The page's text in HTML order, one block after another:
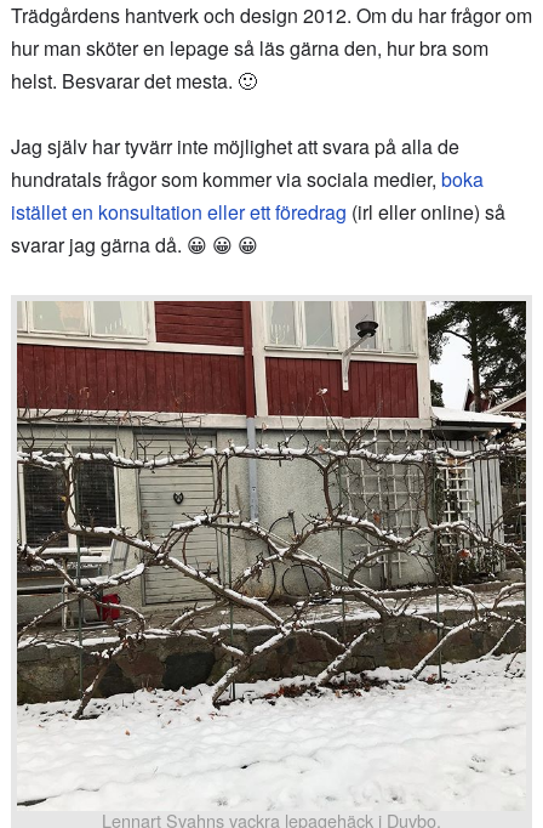
Trädgårdens hantverk och design 2012. Om du har frågor om
hur man sköter en lepage så läs gärna den, hur bra som
helst. Besvarar det mesta. 🙂
Jag själv har tyvärr inte möjlighet att svara på alla de
hundratals frågor som kommer via sociala medier, boka
istället en konsultation eller ett föredrag (irl eller online) så
svarar jag gärna då. 😀 😀 😀
Lennart Svahns vackra lepagehäck i Duvbo.